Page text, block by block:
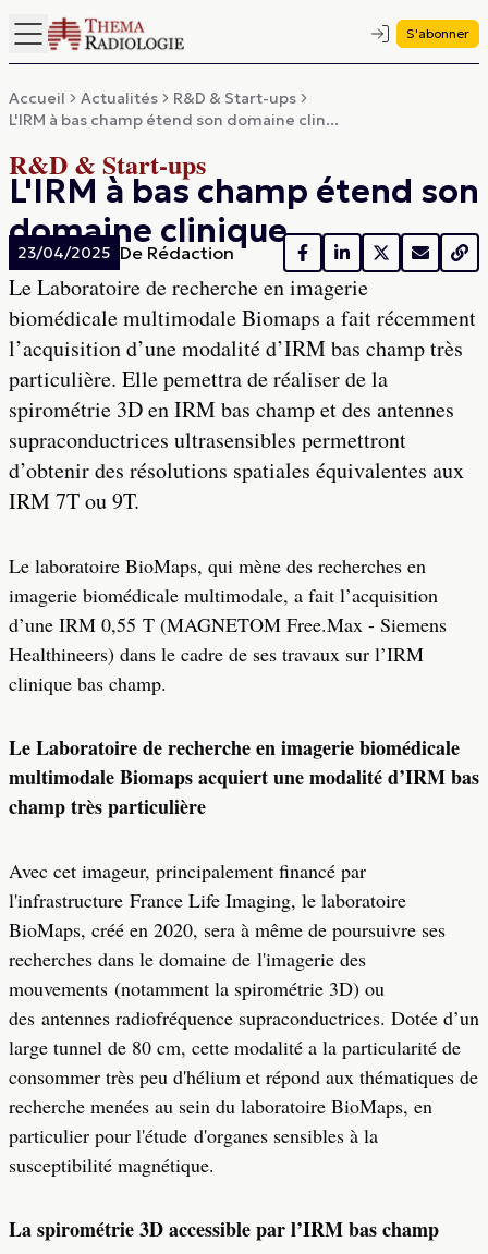
S'abonner
Accueil Actualités
R&D & Start-ups
L'IRM à bas champ étend son domaine clin...
R&D & Start-ups
L'IRM à bas champ étend son
domaine clinique
23/04/2025 De Rédaction
Le Laboratoire de recherche en imagerie
biomédicale multimodale Biomaps a fait récemment
l’acquisition d’une modalité d’IRM bas champ très
particulière. Elle pemettra de réaliser de la
spirométrie 3D en IRM bas champ et des antennes
supraconductrices ultrasensibles permettront
d’obtenir des résolutions spatiales équivalentes aux
IRM 7T ou 9T.
Le laboratoire BioMaps, qui mène des recherches en
imagerie biomédicale multimodale, a fait l’acquisition
d’une IRM 0,55 T (MAGNETOM Free.Max - Siemens
Healthineers) dans le cadre de ses travaux sur l’IRM
clinique bas champ.
Le Laboratoire de recherche en imagerie biomédicale
multimodale Biomaps acquiert une modalité d’IRM bas
champ très particulière
Avec cet imageur, principalement financé par
l'infrastructure France Life Imaging, le laboratoire
BioMaps, créé en 2020, sera à même de poursuivre ses
recherches dans le domaine de l'imagerie des
mouvements (notamment la spirométrie 3D) ou
des antennes radiofréquence supraconductrices. Dotée d’un
large tunnel de 80 cm, cette modalité a la particularité de
consommer très peu d'hélium et répond aux thématiques de
recherche menées au sein du laboratoire BioMaps, en
particulier pour l'étude d'organes sensibles à la
susceptibilité magnétique.
La spirométrie 3D accessible par l’IRM bas champ